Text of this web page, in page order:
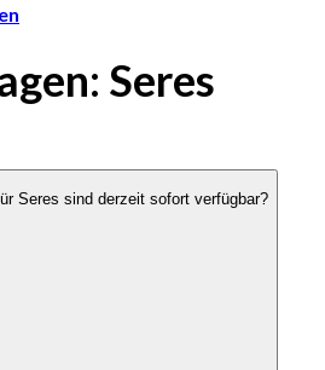
Seres
Seres sind derzeit sofort verfügbar?